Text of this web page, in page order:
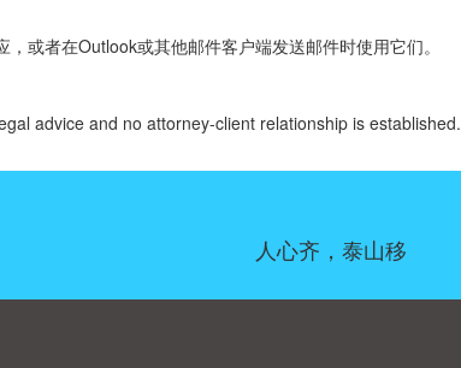
或者在Outlook或其他邮件客户端发送邮件时使用它们。
advice and no attorney-client relationship is established.
人心齐，泰山移